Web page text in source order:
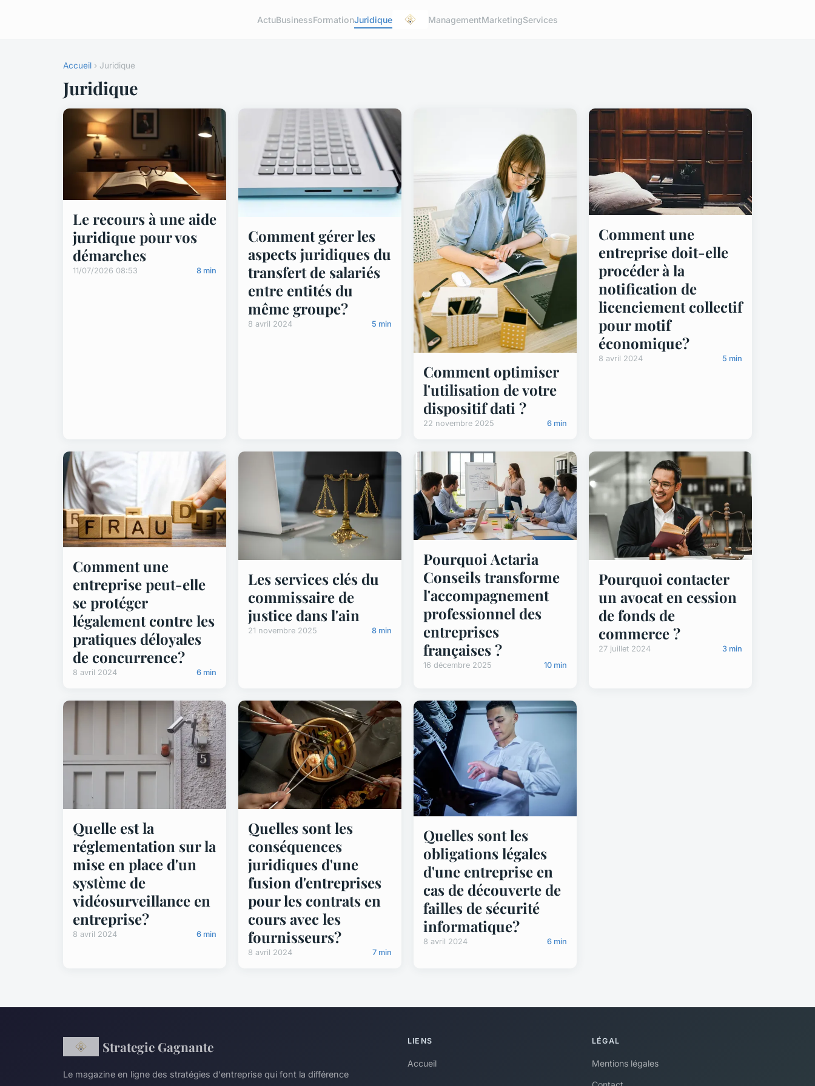
ActuBusinessFormationJuridique ManagementMarketingServices
Accueil › Juridique
Juridique
Le recours à une aide
juridique pour vos
démarches
11/07/2026 08:53 8 min
Comment gérer les
aspects juridiques du
transfert de salariés
entre entités du
même groupe?
8 avril 2024 5 min
Comment optimiser
l'utilisation de votre
dispositif dati ?
22 novembre 2025 6 min
Comment une
entreprise doit-elle
procéder à la
notification de
licenciement collectif
pour motif
économique?
8 avril 2024 5 min
Comment une
entreprise peut-elle
se protéger
légalement contre les
pratiques déloyales
de concurrence?
8 avril 2024 6 min
Les services clés du
commissaire de
justice dans l'ain
21 novembre 2025 8 min
Pourquoi Actaria
Conseils transforme
l'accompagnement
professionnel des
entreprises
françaises ?
16 décembre 2025 10 min
Pourquoi contacter
un avocat en cession
de fonds de
commerce ?
27 juillet 2024 3 min
Quelle est la
réglementation sur la
mise en place d'un
système de
vidéosurveillance en
entreprise?
8 avril 2024 6 min
Quelles sont les
conséquences
juridiques d'une
fusion d'entreprises
pour les contrats en
cours avec les
fournisseurs?
8 avril 2024 7 min
Quelles sont les
obligations légales
d'une entreprise en
cas de découverte de
failles de sécurité
informatique?
8 avril 2024 6 min
Strategie Gagnante
Le magazine en ligne des stratégies d'entreprise qui font la différence
LIENS
Accueil
LÉGAL
Mentions légales